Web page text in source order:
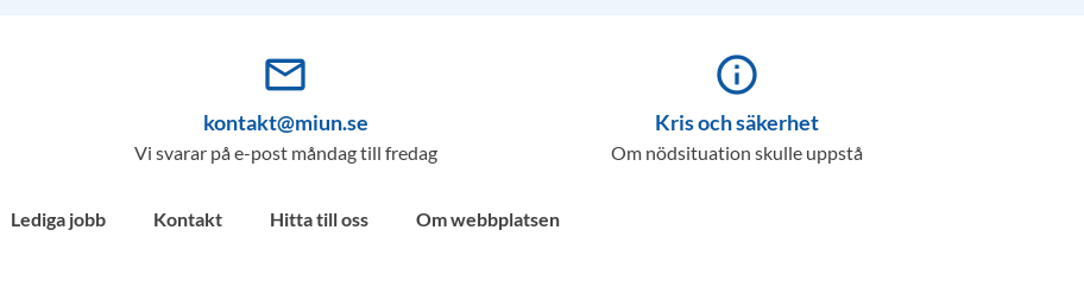
mail_outline
kontakt@miun.se
Vi svarar på e-post måndag till fredag
info_outline
Kris och säkerhet
Om nödsituation skulle uppstå
Lediga jobb Kontakt Hitta till oss Om webbplatsen